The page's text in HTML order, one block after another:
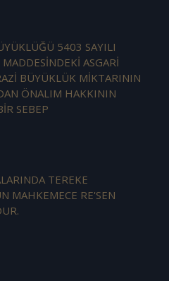
5403 SAYILI
ASGARİ
BÜYÜKLÜK MİKTARININ
ÖNALIM HAKKININ
SEBEP
TEREKE
MAHKEMECE RE'SEN